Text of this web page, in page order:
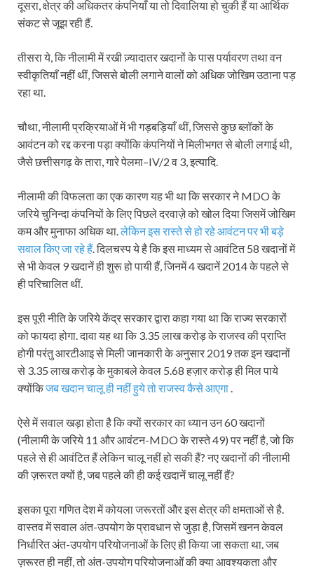
दूसरा, क्षेत्र की अधिकतर कंपनियाँ या तो दिवालिया हो चुकी हैं या आर्थिक
संकट से जूझ रही हैं.
तीसरा ये, कि नीलामी में रखी ज़्यादातर खदानों के पास पर्यावरण तथा वन
स्वीकृतियाँ नहीं थीं, जिससे बोली लगाने वालों को अधिक जोखिम उठाना पड़
रहा था.
चौथा, नीलामी प्रक्रियाओं में भी गड़बड़ियाँ थीं, जिससे कुछ ब्लॉकों के
आवंटन को रद्द करना पड़ा क्योंकि कंपनियों ने मिलीभगत से बोली लगाई थी,
जैसे छत्तीसगढ़ के तारा, गारे पेलमा–IV/2 व 3, इत्यादि.
नीलामी की विफलता का एक कारण यह भी था कि सरकार ने MDO के
जरिये चुनिन्दा कंपनियों के लिए पिछले दरवाज़े को खोल दिया जिसमें जोखिम
कम और मुनाफा अधिक था.लेकिन इस रास्ते से हो रहे आवंटन पर भी बड़े
सवाल किए जा रहे हैं. दिलचस्प ये है कि इस माध्यम से आवंटित 58 खदानों में
से भी केवल 9 खदानें ही शुरू हो पायी हैं, जिनमें 4 खदानें 2014 के पहले से
ही परिचालित थीं.
इस पूरी नीति के जरिये केंद्र सरकार द्वारा कहा गया था कि राज्य सरकारों
को फायदा होगा. दावा यह था कि 3.35 लाख करोड़ के राजस्व की प्राप्ति
होगी परंतु आरटीआइ से मिली जानकारी के अनुसार 2019 तक इन खदानों
से 3.35 लाख करोड़ के मुकाबले केवल 5.68 हज़ार करोड़ ही मिल पाये
क्योंकिजब खदान चालू ही नहीं हुये तो राजस्व कैसे आएगा
ऐसे में सवाल खड़ा होता है कि क्यों सरकार का ध्यान उन 60 खदानों
(नीलामी के जरिये 11 और आवंटन-MDO के रास्ते 49) पर नहीं है, जो कि
पहले से ही आवंटित हैं लेकिन चालू नहीं हो सकी हैं? नए खदानों की नीलामी
की ज़रूरत क्यों है, जब पहले की ही कई खदानें चालू नहीं हैं?
इसका पूरा गणित देश में कोयला जरूरतों और इस क्षेत्र की क्षमताओं से है.
वास्तव में सवाल अंत-उपयोग के प्रावधान से जुड़ा है, जिसमें खनन केवल
निर्धारित अंत-उपयोग परियोजनाओं के लिए ही किया जा सकता था. जब
ज़रूरत ही नहीं, तो अंत-उपयोग परियोजनाओं की क्या आवश्यकता और